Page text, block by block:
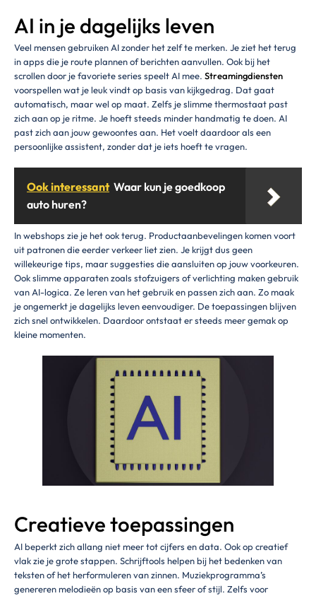
AI in je dagelijks leven
Veel mensen gebruiken AI zonder het zelf te merken. Je ziet het terug
in apps die je route plannen of berichten aanvullen. Ook bij het
scrollen door je favoriete series speelt AI mee. Streamingdiensten
voorspellen wat je leuk vindt op basis van kijkgedrag. Dat gaat
automatisch, maar wel op maat. Zelfs je slimme thermostaat past
zich aan op je ritme. Je hoeft steeds minder handmatig te doen. AI
past zich aan jouw gewoontes aan. Het voelt daardoor als een
persoonlijke assistent, zonder dat je iets hoeft te vragen.
Ook interessant Waar kun je goedkoop
auto huren?
In webshops zie je het ook terug. Productaanbevelingen komen voort
uit patronen die eerder verkeer liet zien. Je krijgt dus geen
willekeurige tips, maar suggesties die aansluiten op jouw voorkeuren.
Ook slimme apparaten zoals stofzuigers of verlichting maken gebruik
van AI-logica. Ze leren van het gebruik en passen zich aan. Zo maak
je ongemerkt je dagelijks leven eenvoudiger. De toepassingen blijven
zich snel ontwikkelen. Daardoor ontstaat er steeds meer gemak op
kleine momenten.
Creatieve toepassingen
AI beperkt zich allang niet meer tot cijfers en data. Ook op creatief
vlak zie je grote stappen. Schrijftools helpen bij het bedenken van
teksten of het herformuleren van zinnen. Muziekprogramma’s
genereren melodieën op basis van een sfeer of stijl. Zelfs voor